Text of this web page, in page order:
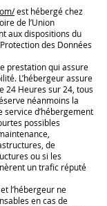
est hébergé chez
de l’Union
aux dispositions du
des Données
prestation qui assure
L’hébergeur assure
24 Heures sur 24, tous
néanmoins la
service d’hébergement
possibles
de
ou si les
un trafic réputé
l’hébergeur ne
en cas de